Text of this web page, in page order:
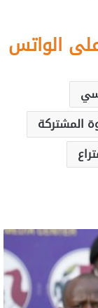
الواتس
المشتركة